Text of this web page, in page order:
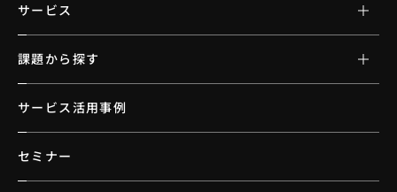
サービス
課題から探す
サービス活用事例
セミナー